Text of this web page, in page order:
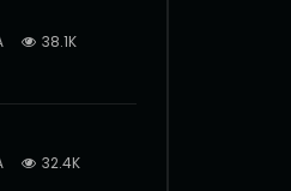
38.1K
32.4K